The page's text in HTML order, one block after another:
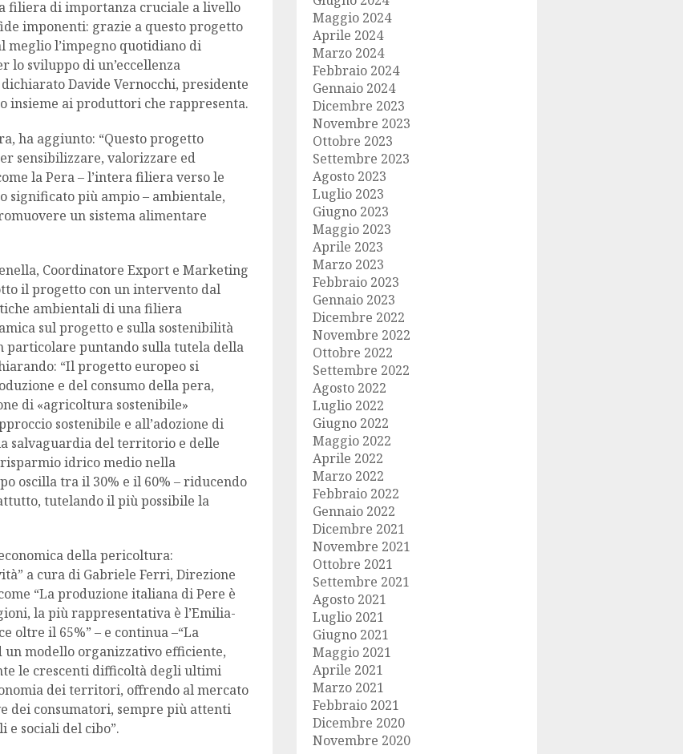
filiera di importanza cruciale a livello
imponenti: grazie a questo progetto
meglio l’impegno quotidiano di
sviluppo di un’eccellenza
Davide Vernocchi, presidente
insieme ai produttori che rappresenta.
ha aggiunto: “Questo progetto
sensibilizzare, valorizzare ed
la Pera – l’intera filiera verso le
significato più ampio – ambientale,
un sistema alimentare
Coordinatore Export e Marketing
il progetto con un intervento dal
ambientali di una filiera
sul progetto e sulla sostenibilità
puntando sulla tutela della
“Il progetto europeo si
e del consumo della pera,
di «agricoltura sostenibile»
sostenibile e all’adozione di
salvaguardia del territorio e delle
idrico medio nella
oscilla tra il 30% e il 60% – riducendo
tutelando il più possibile la
della pericoltura:
a cura di Gabriele Ferri, Direzione
“La produzione italiana di Pere è
la più rappresentativa è l’Emilia-
oltre il 65%” – e continua –“La
modello organizzativo efficiente,
le crescenti difficoltà degli ultimi
dei territori, offrendo al mercato
dei consumatori, sempre più attenti
sociali del cibo”.
Maggio 2024
Aprile 2024
Marzo 2024
Febbraio 2024
Gennaio 2024
Dicembre 2023
Novembre 2023
Ottobre 2023
Settembre 2023
Agosto 2023
Luglio 2023
Giugno 2023
Maggio 2023
Aprile 2023
Marzo 2023
Febbraio 2023
Gennaio 2023
Dicembre 2022
Novembre 2022
Ottobre 2022
Settembre 2022
Agosto 2022
Luglio 2022
Giugno 2022
Maggio 2022
Aprile 2022
Marzo 2022
Febbraio 2022
Gennaio 2022
Dicembre 2021
Novembre 2021
Ottobre 2021
Settembre 2021
Agosto 2021
Luglio 2021
Giugno 2021
Maggio 2021
Aprile 2021
Marzo 2021
Febbraio 2021
Dicembre 2020
Novembre 2020